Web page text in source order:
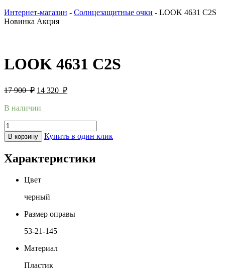
Интернет-магазин - Солнцезащитные очки - LOOK 4631 C2S
Новинка Акция
LOOK 4631 C2S
17 900₽ 14 320 ₽
В наличии
В корзину Купить в один клик
Характеристики
Цвет
черный
Размер оправы
53-21-145
Материал
Пластик